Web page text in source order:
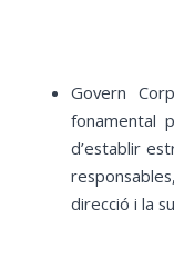
Govern
fonamental
d’establir
direcció i la